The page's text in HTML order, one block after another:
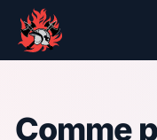
Comme